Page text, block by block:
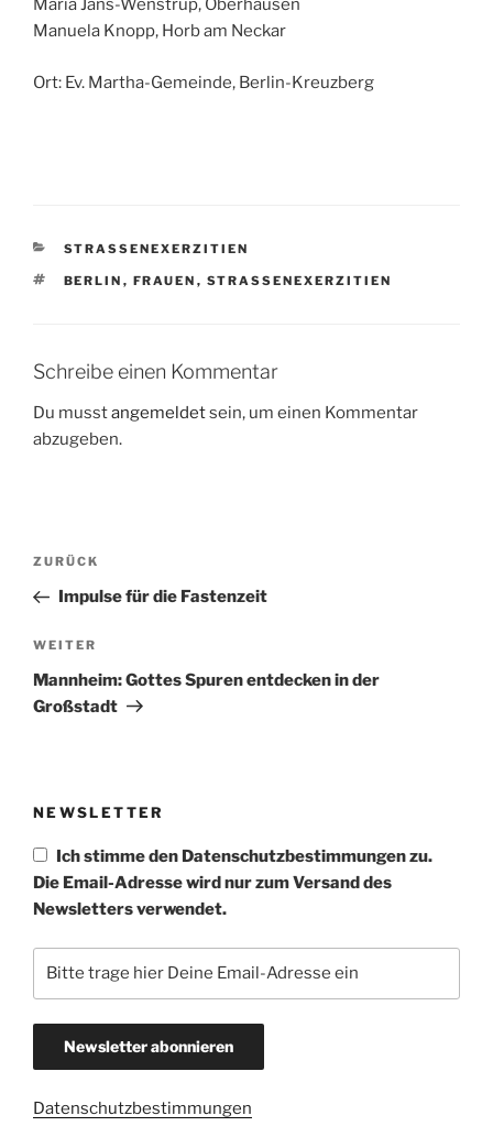
Maria Jans-Wenstrup, Oberhausen
Manuela Knopp, Horb am Neckar
Ort: Ev. Martha-Gemeinde, Berlin-Kreuzberg
KATEGORIEN
STRASSENEXERZITIEN
SCHLAGWÖRTER
BERLIN , FRAUEN , STRASSENEXERZITIEN
Schreibe einen Kommentar
Du musstangemeldetsein, um einen Kommentar
abzugeben.
Beitragsnavigation
Vorheriger
Beitrag
ZURÜCK
Impulse für die Fastenzeit
Nächster
Beitrag
WEITER
Mannheim: Gottes Spuren entdecken in der
Großstadt
NEWSLETTER
Ich stimme den Datenschutzbestimmungen zu.
Die Email-Adresse wird nur zum Versand des
Newsletters verwendet.
Datenschutzbestimmungen